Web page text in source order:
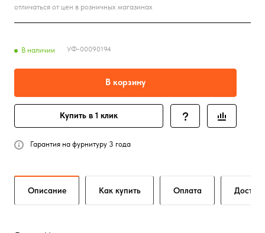
отличаться от цен в розничных магазинах
В наличии УФ-00090194
В корзину
Купить в 1 клик
Гарантия на фурнитуру 3 года
Описание Как купить Оплата